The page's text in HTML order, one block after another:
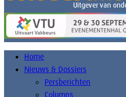
Home
Nieuws & Dossiers
Persberichten
Columns